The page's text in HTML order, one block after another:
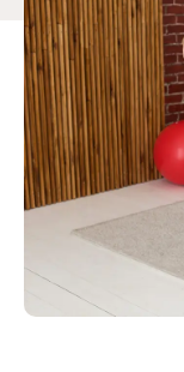
プログラム
よくあるご質問